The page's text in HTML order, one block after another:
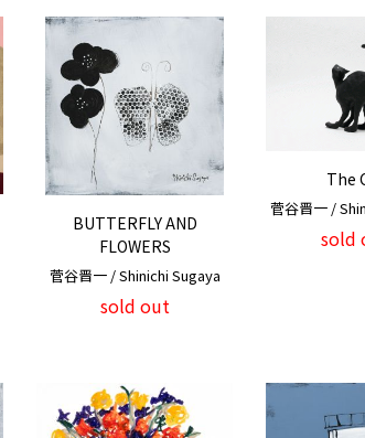
BUTTERFLY AND
FLOWERS
菅谷晋一 / Shinichi Sugaya
sold out
The
菅谷晋一 /
sold